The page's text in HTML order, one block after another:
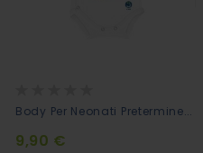
0% Body Per Neonati Pretermine Anallergico - Gatto
9,90 €